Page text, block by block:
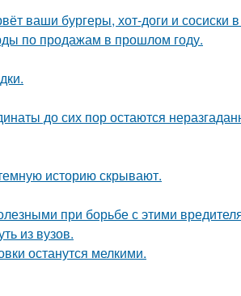
ваши бургеры, хот-доги и сосиски в
по продажам в прошлом году.
до сих пор остаются
историю скрывают.
при борьбе с этими
из вузов.
останутся мелкими.